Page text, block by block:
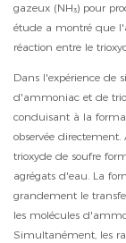
gazeux (NH₃) pour
étude a montré que
réaction entre le
Dans l'expérience de
d'ammoniac et de
conduisant à la
observée
trioxyde de soufre
agrégats d'eau. La
grandement le
les molécules
Simultanément, les